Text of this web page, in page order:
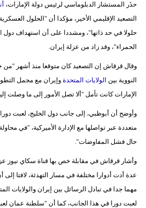
حذَر المستشار الدبلوماسي لرئيس دولة الإمارات،
التصعيد الإقليمي الأخير، مؤكدا أن "الحلول
حلولا في حد ذاتها"، ومشددا على أن استهداف دول
الحمراء"، وقد زاد من عزلة إيران.
وقال قرقاش إن التصعيد كان متوقعا منذ أشهر "من
النووية بين الولايات المتحدة وإيران مع مجمل
الإمارات كانت تأمل "ألا تصل الأمور إلى ما وصلت
وأوضح أن أبوظبي، إلى جانب دول الخليج، لعبت
متعددة عبر تواصلها مع الإدارة الأميركية، "في
حال فشل المفاوضات".
وأشار قرقاش في مقابلة خص بها قناة سكاي نيوز
عدة أدت أدوارا مختلفة في مسار التهدئة، لافتا
مهما جدا في تبادل الرسائل بين إيران والولايات
لعبت دورا في هذا الجانب، كما أن "سلطنة عمان